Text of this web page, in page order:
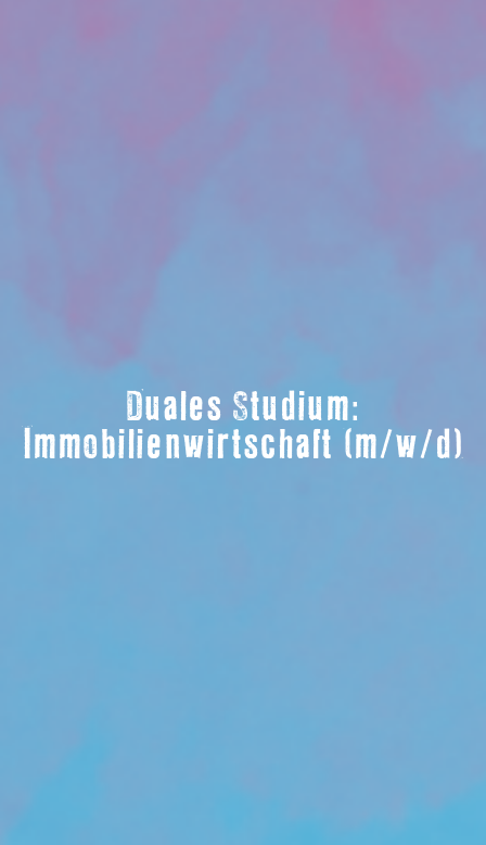
Duales Studium:
Immobilienwirtschaft (m/w/d)